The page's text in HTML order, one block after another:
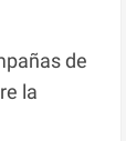
de
la